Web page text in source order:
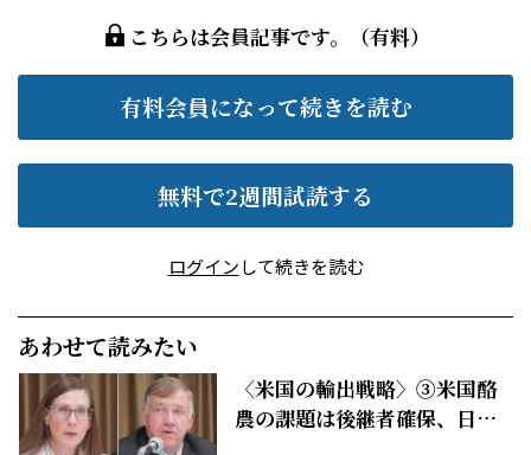
こちらは会員記事です。（有料）
有料会員になって続きを読む
無料で2週間試読する
ログインして続きを読む
あわせて読みたい
〈米国の輸出戦略〉③米国酪
農の課題は後継者確保、日本